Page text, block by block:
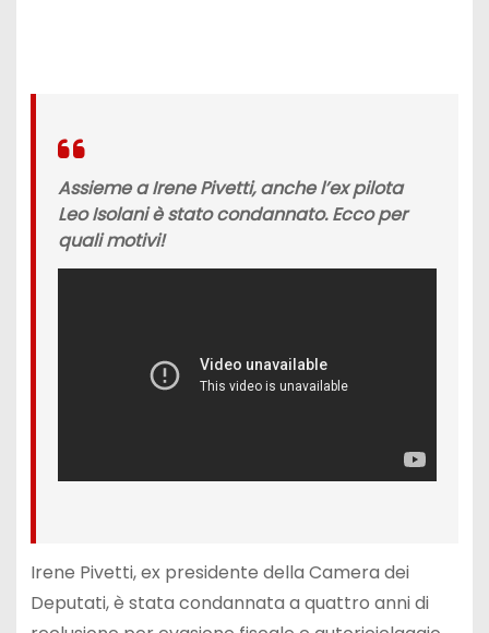
Assieme a Irene Pivetti, anche l’ex pilota
Leo Isolani è stato condannato. Ecco per
quali motivi!
Irene Pivetti, ex presidente della Camera dei
Deputati, è stata condannata a quattro anni di